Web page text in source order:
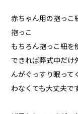
赤ちゃん用の抱っこ
抱っこ
もちろん抱っこ紐を
できれば葬式中だけ
んがぐっすり眠って
わなくても大丈夫で